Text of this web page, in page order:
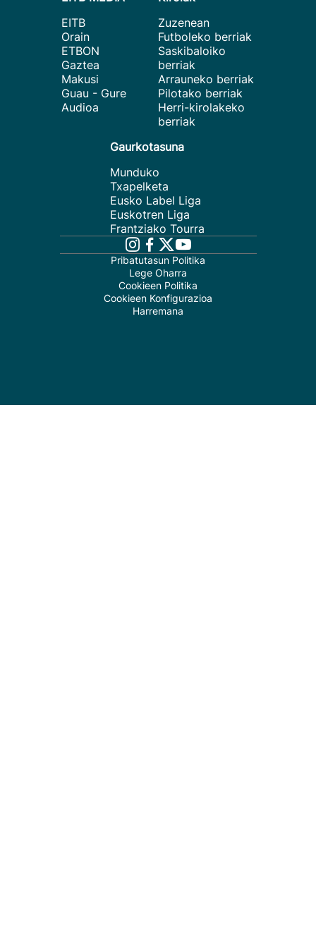
EITB
Orain
ETBON
Gaztea
Makusi
Guau - Gure
Audioa
Zuzenean
Futboleko berriak
Saskibaloiko
berriak
Arrauneko berriak
Pilotako berriak
Herri-kirolakeko
berriak
Gaurkotasuna
Munduko
Txapelketa
Eusko Label Liga
Euskotren Liga
Frantziako Tourra
Pribatutasun Politika
Lege Oharra
Cookieen Politika
Cookieen Konfigurazioa
Harremana